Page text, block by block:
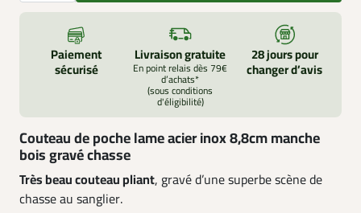
Paiement
sécurisé
Livraison gratuite
En point relais dès 79€
d’achats*
(sous conditions
d'éligibilité)
28 jours pour
changer d’avis
Couteau de poche lame acier inox 8,8cm manche
bois gravé chasse
Très beau couteau pliant, gravé d’une superbe scène de
chasse au sanglier.